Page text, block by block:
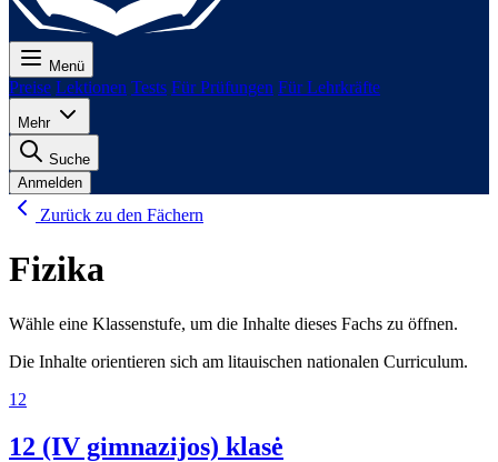
Menü
Preise Lektionen Tests Für Prüfungen Für Lehrkräfte
Mehr
Suche
Anmelden
Zurück zu den Fächern
Fizika
Wähle eine Klassenstufe, um die Inhalte dieses Fachs zu öffnen.
Die Inhalte orientieren sich am litauischen nationalen Curriculum.
12
12 (IV gimnazijos) klasė